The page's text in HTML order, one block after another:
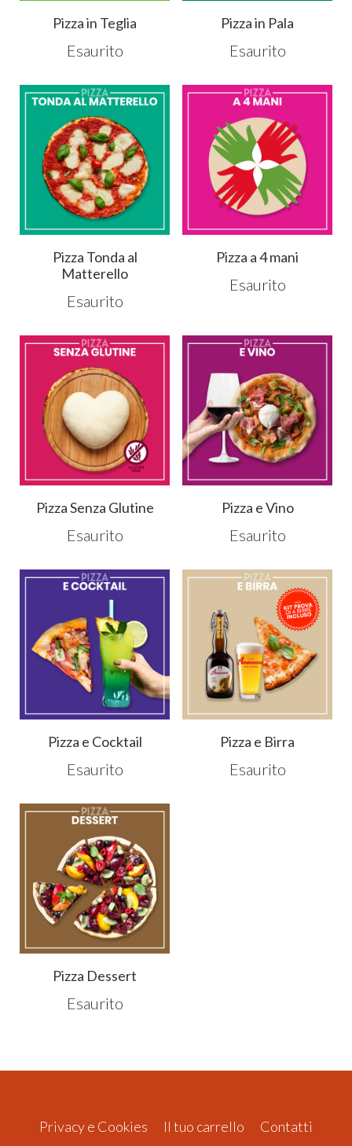
Pizza in Teglia
Esaurito
Pizza in Pala
Esaurito
Pizza Tonda al
Matterello
Esaurito
Pizza a 4 mani
Esaurito
Pizza Senza Glutine
Esaurito
Pizza e Vino
Esaurito
Pizza e Cocktail
Esaurito
Pizza e Birra
Esaurito
Pizza Dessert
Esaurito
Privacy e Cookies Il tuo carrello Contatti